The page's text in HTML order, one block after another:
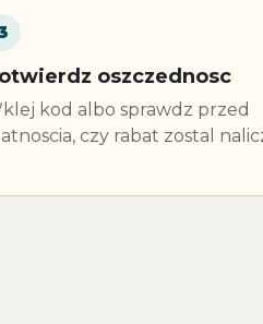
oszczednosc
kod albo sprawdz przed
czy rabat zostal